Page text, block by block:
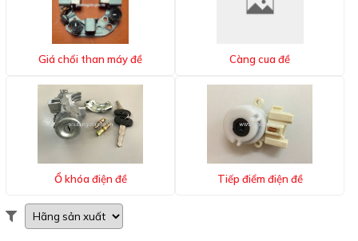
Giá chổi than máy đề Càng cua đề
Ổ khóa điện đề Tiếp điểm điện đề